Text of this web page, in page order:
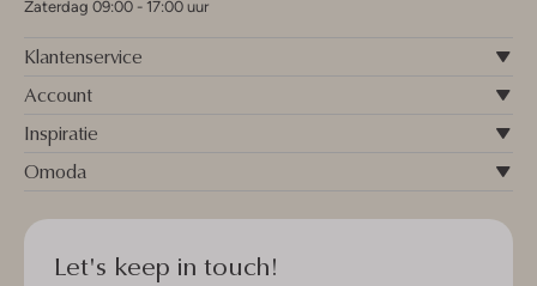
Zaterdag 09:00 - 17:00 uur
Klantenservice
Account
Inspiratie
Omoda
Let's keep in touch!